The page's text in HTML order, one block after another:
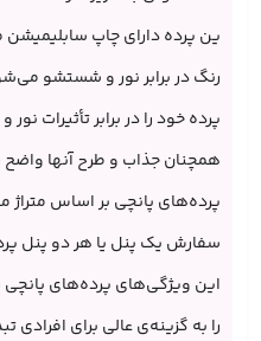
ین پرده دارای چاپ
رنگ در برابر نور و شستشو
پرده خود را در برابر تأثیرات
همچنان جذاب و طرح آنها واضح
پرده‌های پانچی بر اساس
سفارش یک پنل یا هر دو پنل
این ویژگی‌های پرده‌های پانچی
را به گزینه‌ی عالی برای افرادی